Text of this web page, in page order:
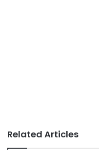
Related Articles